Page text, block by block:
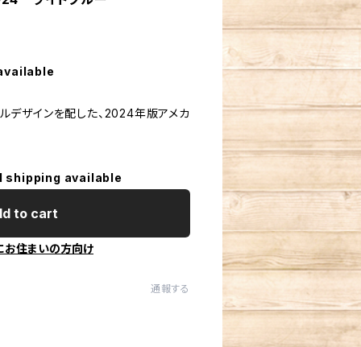
デザインを配した、2024年版アメカ
shipping available
to cart
お住まいの方向け
通報する